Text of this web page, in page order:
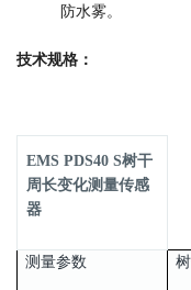
防水雾。
技术规格：
EMS PDS40 S树干
周长变化测量传感
器
测量参数